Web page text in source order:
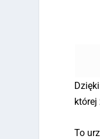
To